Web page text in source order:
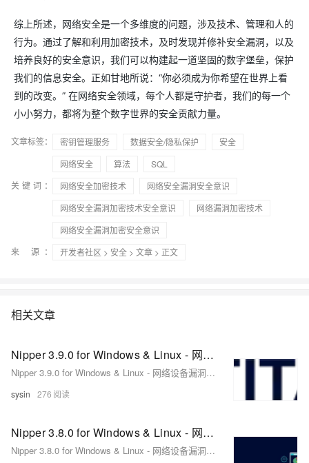
综上所述，网络安全是一个多维度的问题，涉及技术、管理和人的
行为。通过了解和利用加密技术，及时发现并修补安全漏洞，以及
培养良好的安全意识，我们可以构建起一道坚固的数字堡垒，保护
我们的信息安全。正如甘地所说：“你必须成为你希望在世界上看
到的改变。” 在网络安全领域，每个人都是守护者，我们的每一个
小小努力，都将为整个数字世界的安全贡献力量。
文章标签： 密钥管理服务 数据安全/隐私保护
安全
网络安全
算法
SQL
关键词：
网络安全加密技术
网络安全漏洞安全意识
网络安全漏洞加密技术安全意识
网络漏洞加密技术
网络安全漏洞加密安全意识
来 源：
开发者社区 > 安全 > 文章 > 正文
相关文章
Nipper 3.9.0 for Windows & Linux - 网络设备漏洞评估
Nipper 3.9.0 for Windows & Linux - 网络设备漏洞评估
sysin 276
Nipper 3.8.0 for Windows & Linux - 网络设备漏洞评估
Nipper 3.8.0 for Windows & Linux - 网络设备漏洞评估